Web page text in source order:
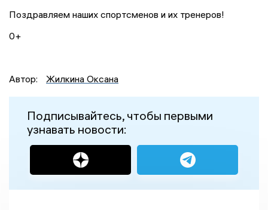
Поздравляем наших спортсменов и их тренеров!
0+
Автор: Жилкина Оксана
Подписывайтесь, чтобы первыми
узнавать новости: